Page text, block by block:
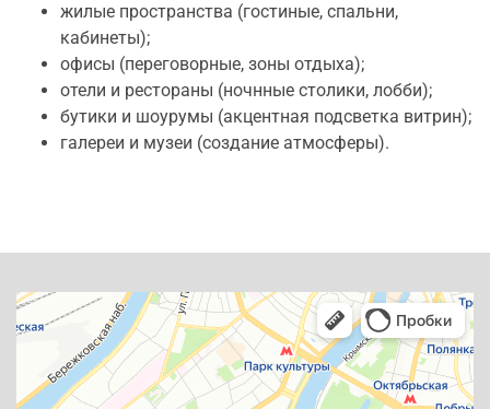
жилые пространства (гостиные, спальни,
кабинеты);
офисы (переговорные, зоны отдыха);
отели и рестораны (ночнные столики, лобби);
бутики и шоурумы (акцентная подсветка витрин);
галереи и музеи (создание атмосферы).